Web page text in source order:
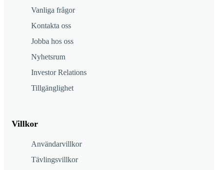
Vanliga frågor
Kontakta oss
Jobba hos oss
Nyhetsrum
Investor Relations
Tillgänglighet
Villkor
Användarvillkor
Tävlingsvillkor